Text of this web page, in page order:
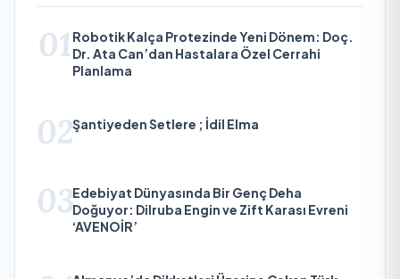
01 Robotik Kalça Protezinde Yeni Dönem: Doç.
Dr. Ata Can’dan Hastalara Özel Cerrahi
Planlama
02Şantiyeden Setlere ; İdil Elma
03Edebiyat Dünyasında Bir Genç Deha
Doğuyor: Dilruba Engin ve Zift Karası Evreni
‘AVENOİR’